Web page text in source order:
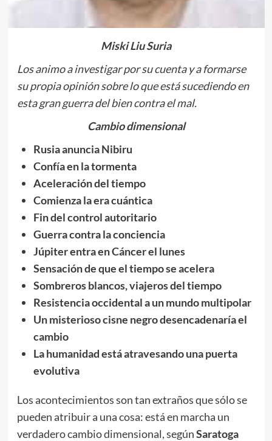
Miski Liu Suria
Los animo a investigar por su cuenta y a formarse
su propia opinión sobre lo que está sucediendo en
esta gran guerra del bien contra el mal.
Cambio dimensional
Rusia anuncia Nibiru
Confía en la tormenta
Aceleración del tiempo
Comienza la era cuántica
Fin del control autoritario
Guerra contra la conciencia
Júpiter entra en Cáncer el lunes
Sensación de que el tiempo se acelera
Sombreros blancos, viajeros del tiempo
Resistencia occidental a un mundo multipolar
Un misterioso cisne negro desencadenaría el
cambio
La humanidad está atravesando una puerta
evolutiva
Los acontecimientos son tan extraños que sólo se
pueden atribuir a una cosa: está en marcha un
verdadero cambio dimensional, segúnSaratoga